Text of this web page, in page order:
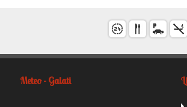
Meteo - Galati